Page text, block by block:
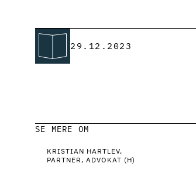
29.12.2023
SE MERE OM
KRISTIAN HARTLEV
PARTNER, ADVOKAT (H)